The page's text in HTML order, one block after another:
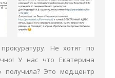
Не хотят по
У нас что Екатерина
получила? Это мед.центр